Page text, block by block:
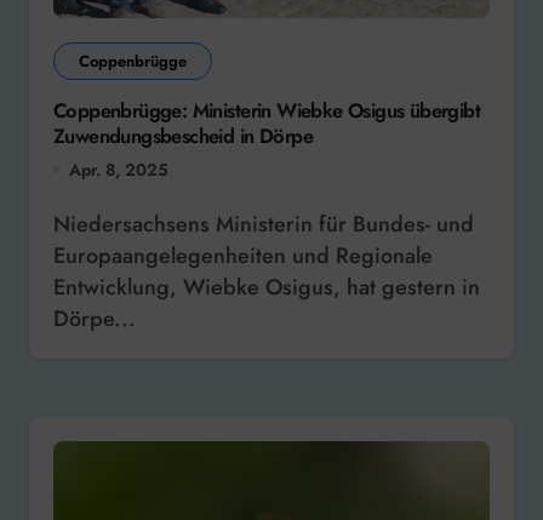
Coppenbrügge
Coppenbrügge: Ministerin Wiebke Osigus übergibt
Zuwendungsbescheid in Dörpe
Apr. 8, 2025
Niedersachsens Ministerin für Bundes- und
Europaangelegenheiten und Regionale
Entwicklung, Wiebke Osigus, hat gestern in
Dörpe...